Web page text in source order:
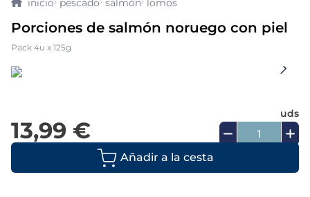
Porciones de salmón noruego con piel
Pack 4u x 125g
13,99 €
uds
Añadir a la cesta
gambas
3. patatas
5 . croquetas